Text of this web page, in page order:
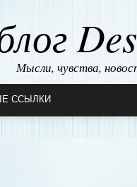
Мысли, чувства,
ССЫЛКИ